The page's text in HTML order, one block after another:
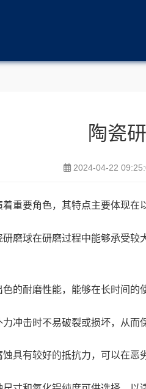
陶瓷
2024-04-22
重要角色，其特点主要体现在
磨球在研磨过程中能够承受
的耐磨性能，能够在长时间的
冲击时不易破裂或损坏，从而
具有较好的抵抗力，可以在恶